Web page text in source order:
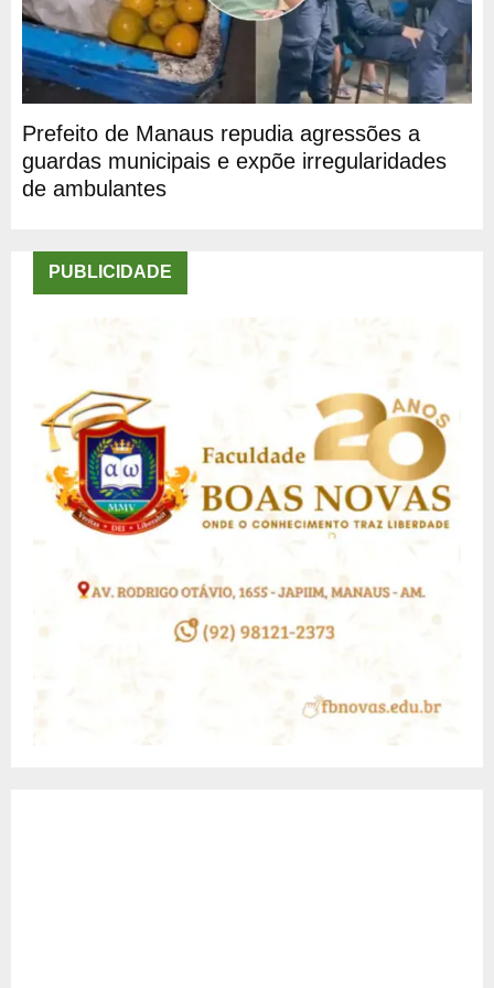
Prefeito de Manaus repudia agressões a
guardas municipais e expõe irregularidades
de ambulantes
PUBLICIDADE